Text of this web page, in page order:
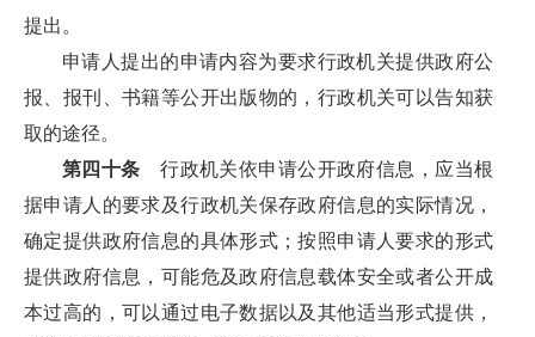
提出。
申请人提出的申请内容为要求行政机关提供政府公
报、报刊、书籍等公开出版物的，行政机关可以告知获
取的途径。
第四十条 行政机关依申请公开政府信息，应当根
据申请人的要求及行政机关保存政府信息的实际情况，
确定提供政府信息的具体形式；按照申请人要求的形式
提供政府信息，可能危及政府信息载体安全或者公开成
本过高的，可以通过电子数据以及其他适当形式提供，